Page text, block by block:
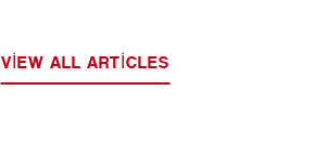
VIEW ALL ARTICLES